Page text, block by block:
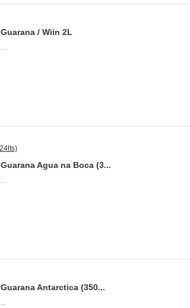
Guarana / Wiin 2L
..
Guarana Agua na Boca (3...
..
Guarana Antarctica (350...
..